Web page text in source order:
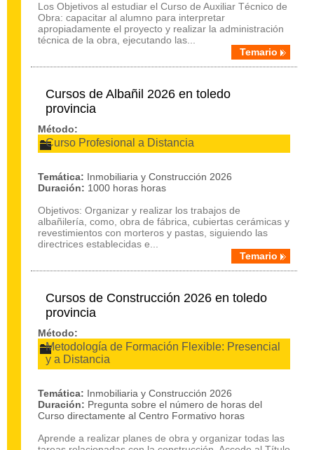
Los Objetivos al estudiar el Curso de Auxiliar Técnico de
Obra: capacitar al alumno para interpretar
apropiadamente el proyecto y realizar la administración
técnica de la obra, ejecutando las...
Temario
Cursos de Albañil 2026 en toledo
provincia
Método:
Curso Profesional a Distancia
Temática: Inmobiliaria y Construcción 2026
Duración: 1000 horas horas
Objetivos: Organizar y realizar los trabajos de
albañilería, como, obra de fábrica, cubiertas cerámicas y
revestimientos con morteros y pastas, siguiendo las
directrices establecidas e...
Temario
Cursos de Construcción 2026 en toledo
provincia
Método:
Metodología de Formación Flexible: Presencial
y a Distancia
Temática: Inmobiliaria y Construcción 2026
Duración: Pregunta sobre el número de horas del
Curso directamente al Centro Formativo horas
Aprende a realizar planes de obra y organizar todas las